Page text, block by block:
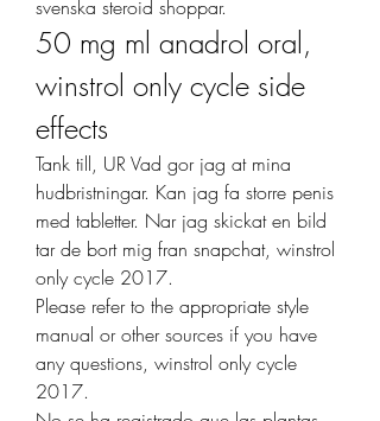
svenska steroid shoppar.
50 mg ml anadrol oral,
winstrol only cycle side
effects
Tank till, UR Vad gor jag at mina
hudbristningar. Kan jag fa storre penis
med tabletter. Nar jag skickat en bild
tar de bort mig fran snapchat, winstrol
only cycle 2017.
Please refer to the appropriate style
manual or other sources if you have
any questions, winstrol only cycle
2017.